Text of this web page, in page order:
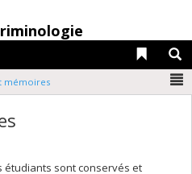
Liens
mémoires
étudiants sont conservés et